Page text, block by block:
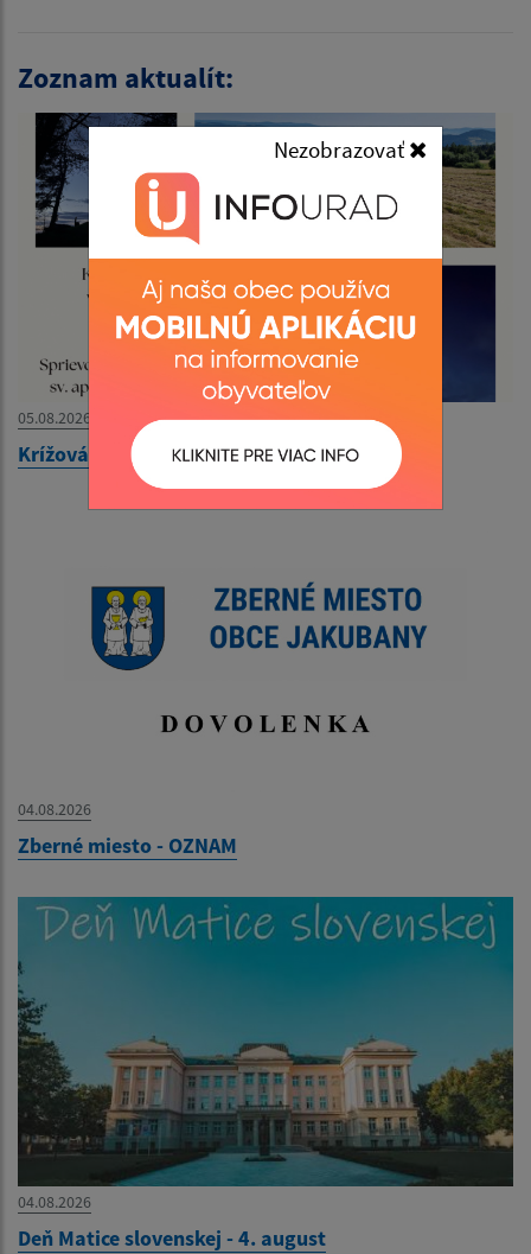
Nezobrazovať
Zoznam aktualít:
05.08.2026
Krížová cesta na vrch Kečera - 08. 08. 2026
04.08.2026
Zberné miesto - OZNAM
04.08.2026
Deň Matice slovenskej - 4. august